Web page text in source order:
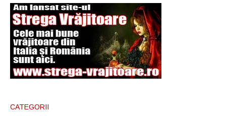
CATEGORII